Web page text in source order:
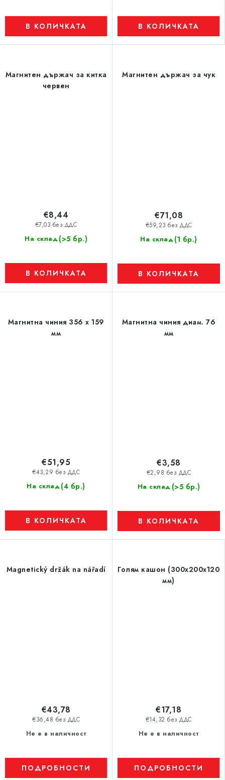
В КОЛИЧКАТА В КОЛИЧКАТА
Магнитен държач за китка
червен
На склад (>5 бр.)
€7,03 без ДДС
€8,44
В КОЛИЧКАТА
Магнитен държач за чук
На склад (1 бр.)
€59,23 без ДДС
€71,08
В КОЛИЧКАТА
Магнитна чиния 356 x 159
мм
На склад (4 бр.)
€43,29 без ДДС
€51,95
В КОЛИЧКАТА
Магнитна чиния диам. 76
мм
На склад (>5 бр.)
€2,98 без ДДС
€3,58
В КОЛИЧКАТА
Magnetický držák na nářadí
Не е в наличност
€36,48 без ДДС
€43,78
ПОДРОБНОСТИ
Голям кашон (300x200x120
мм)
Не е в наличност
€14,32 без ДДС
€17,18
ПОДРОБНОСТИ